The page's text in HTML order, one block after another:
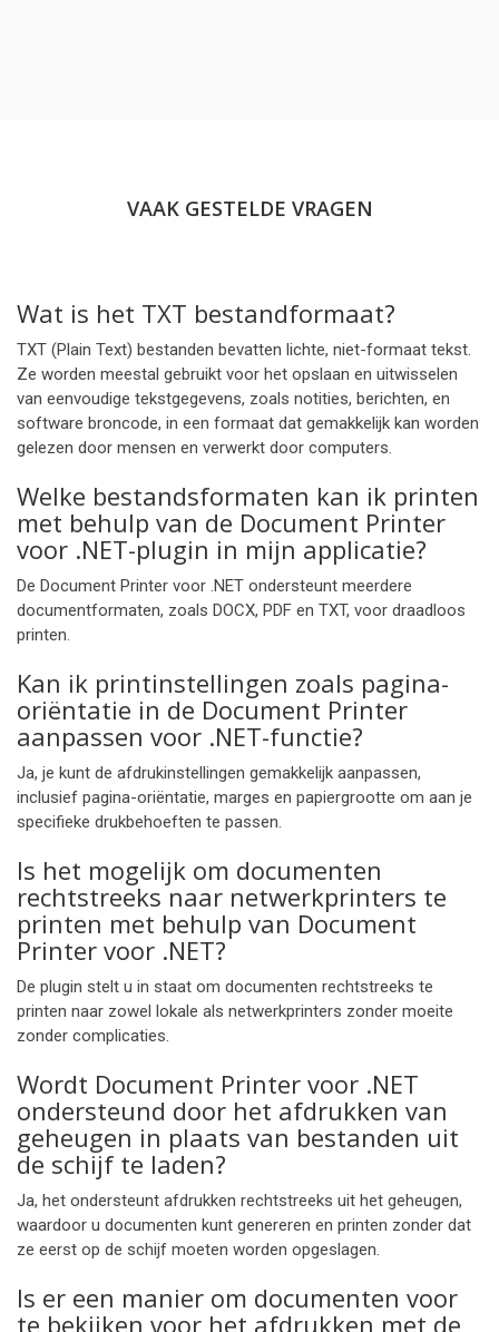
VAAK GESTELDE VRAGEN
Wat is het TXT bestandformaat?
TXT (Plain Text) bestanden bevatten lichte, niet-formaat tekst.
Ze worden meestal gebruikt voor het opslaan en uitwisselen
van eenvoudige tekstgegevens, zoals notities, berichten, en
software broncode, in een formaat dat gemakkelijk kan worden
gelezen door mensen en verwerkt door computers.
Welke bestandsformaten kan ik printen
met behulp van de Document Printer
voor .NET-plugin in mijn applicatie?
De Document Printer voor .NET ondersteunt meerdere
documentformaten, zoals DOCX, PDF en TXT, voor draadloos
printen.
Kan ik printinstellingen zoals pagina-
oriëntatie in de Document Printer
aanpassen voor .NET-functie?
Ja, je kunt de afdrukinstellingen gemakkelijk aanpassen,
inclusief pagina-oriëntatie, marges en papiergrootte om aan je
specifieke drukbehoeften te passen.
Is het mogelijk om documenten
rechtstreeks naar netwerkprinters te
printen met behulp van Document
Printer voor .NET?
De plugin stelt u in staat om documenten rechtstreeks te
printen naar zowel lokale als netwerkprinters zonder moeite
zonder complicaties.
Wordt Document Printer voor .NET
ondersteund door het afdrukken van
geheugen in plaats van bestanden uit
de schijf te laden?
Ja, het ondersteunt afdrukken rechtstreeks uit het geheugen,
waardoor u documenten kunt genereren en printen zonder dat
ze eerst op de schijf moeten worden opgeslagen.
Is er een manier om documenten voor
te bekijken voor het afdrukken met de